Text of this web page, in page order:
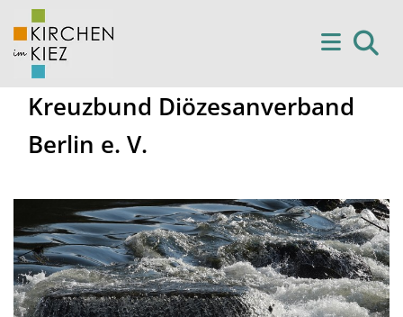
Kreuzbund Diözesanverband
Berlin e. V.